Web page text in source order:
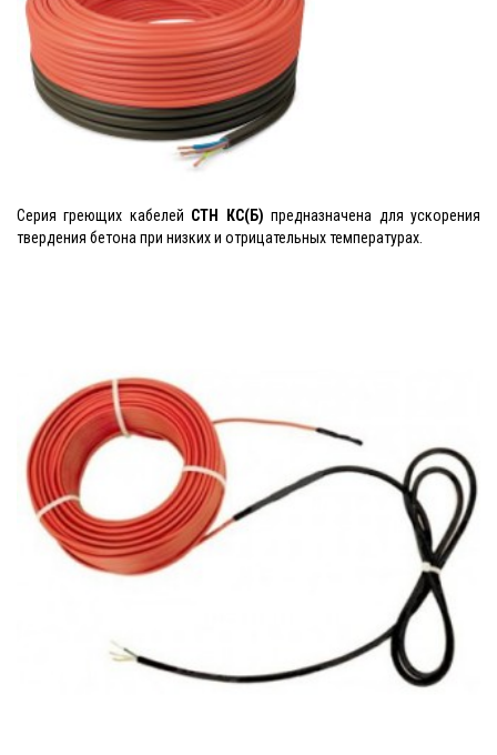
Серия греющих кабелей СТН КС(Б) предназначена для ускорения
твердения бетона при низких и отрицательных температурах.